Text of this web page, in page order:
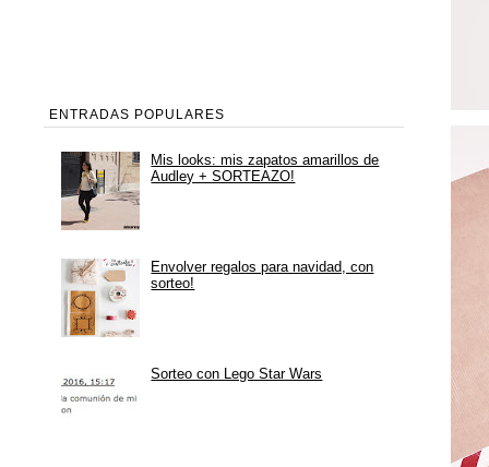
ENTRADAS POPULARES
Mis looks: mis zapatos amarillos de
Audley + SORTEAZO!
Envolver regalos para navidad, con
sorteo!
Sorteo con Lego Star Wars